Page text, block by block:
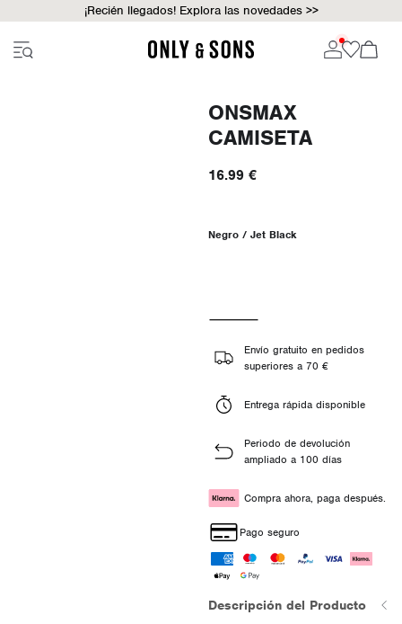
¡Recién llegados! Explora las novedades >>
ONSMAX
CAMISETA
16.99 €
Negro / Jet Black
Envío gratuito en pedidos
superiores a 70 €
Entrega rápida disponible
Periodo de devolución
ampliado a 100 días
Compra ahora, paga después.
Pago seguro
Descripción del Producto